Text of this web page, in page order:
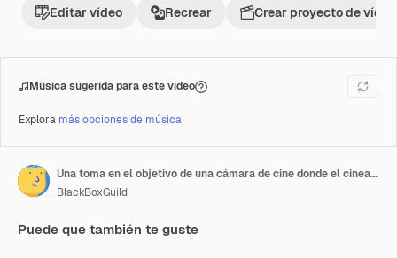
Editar vídeo Recrear Crear proyecto de vídeo
Música sugerida para este vídeo
Explora más opciones de música
Una toma en el objetivo de una cámara de cine donde el cineasta abre la apertura
BlackBoxGuild
Puede que también te guste